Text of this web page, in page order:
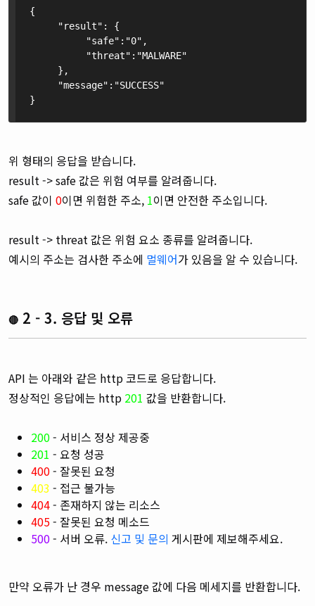
{
"result": {
"safe":"0",
"threat":"MALWARE"
},
"message":"SUCCESS"
}
위 형태의 응답을 받습니다.
result -> safe 값은 위험 여부를 알려줍니다.
safe 값이 0이면 위험한 주소, 1이면 안전한 주소입니다.
result -> threat 값은 위험 요소 종류를 알려줍니다.
예시의 주소는 검사한 주소에 멀웨어가 있음을 알 수 있습니다.
🔴 2 - 3. 응답 및 오류
API 는 아래와 같은 http 코드로 응답합니다.
정상적인 응답에는 http 201 값을 반환합니다.
200- 서비스 정상 제공중
201 - 요청 성공
400- 잘못된 요청
403 - 접근 불가능
404- 존재하지 않는 리소스
405- 잘못된 요청 메소드
500- 서버 오류. 신고 및 문의 게시판에 제보해주세요.
만약 오류가 난 경우 message 값에 다음 메세지를 반환합니다.